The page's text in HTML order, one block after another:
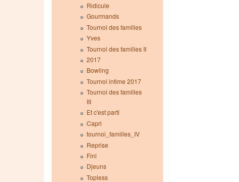
Ridicule
Gourmands
Tournoi des familles
Yves
Tournoi des familles II
2017
Bowling
Tournoi intime 2017
Tournoi des familles
III
Et c'est parti
Capri
tournoi_familles_IV
Reprise
Fini
Djeuns
Topless